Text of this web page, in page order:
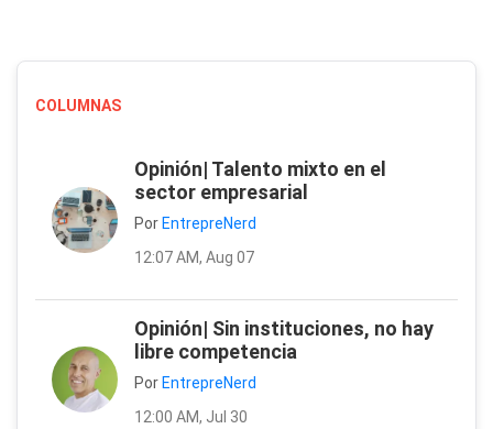
COLUMNAS
Opinión| Talento mixto en el
sector empresarial
Por EntrepreNerd
12:07 AM, Aug 07
Opinión| Sin instituciones, no hay
libre competencia
Por EntrepreNerd
12:00 AM, Jul 30